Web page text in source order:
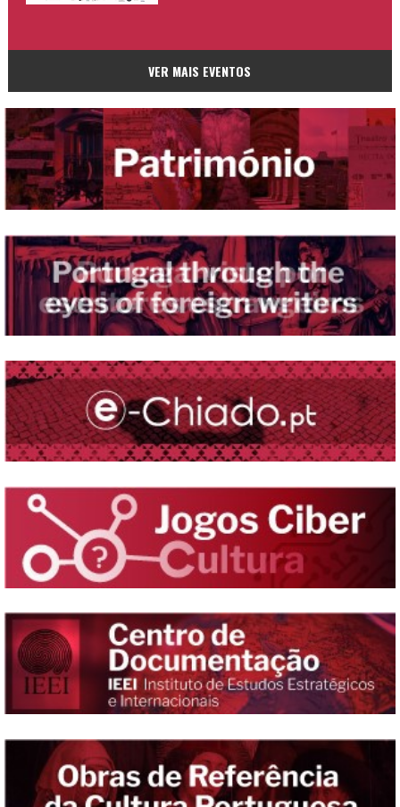
VER MAIS EVENTOS